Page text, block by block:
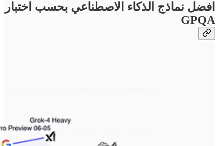
افضل نماذج الذكاء الاصطناعي بحسب اختبار
GPQA